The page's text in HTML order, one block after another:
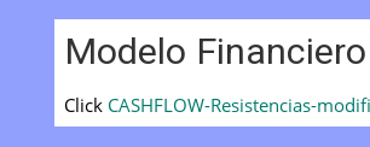
Modelo
Completion requirements
Click CASHFLOW-Resistencias-